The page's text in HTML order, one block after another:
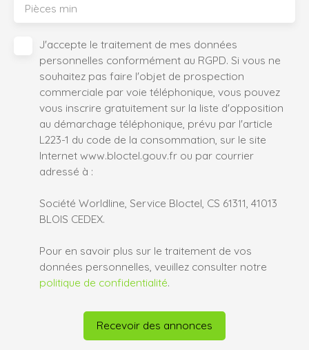
Pièces min
J'accepte le traitement de mes données
personnelles conformément au RGPD. Si vous ne
souhaitez pas faire l'objet de prospection
commerciale par voie téléphonique, vous pouvez
vous inscrire gratuitement sur la liste d'opposition
au démarchage téléphonique, prévu par l'article
L223-1 du code de la consommation, sur le site
Internet www.bloctel.gouv.fr ou par courrier
adressé à :
Société Worldline, Service Bloctel, CS 61311, 41013
BLOIS CEDEX.
Pour en savoir plus sur le traitement de vos
données personnelles, veuillez consulter notre
politique de confidentialité.
Recevoir des annonces